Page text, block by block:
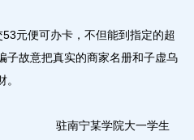
元便可办卡，不但能到指定的超
子故意把真实的商家名册和子虚乌
驻南宁某学院大一学生